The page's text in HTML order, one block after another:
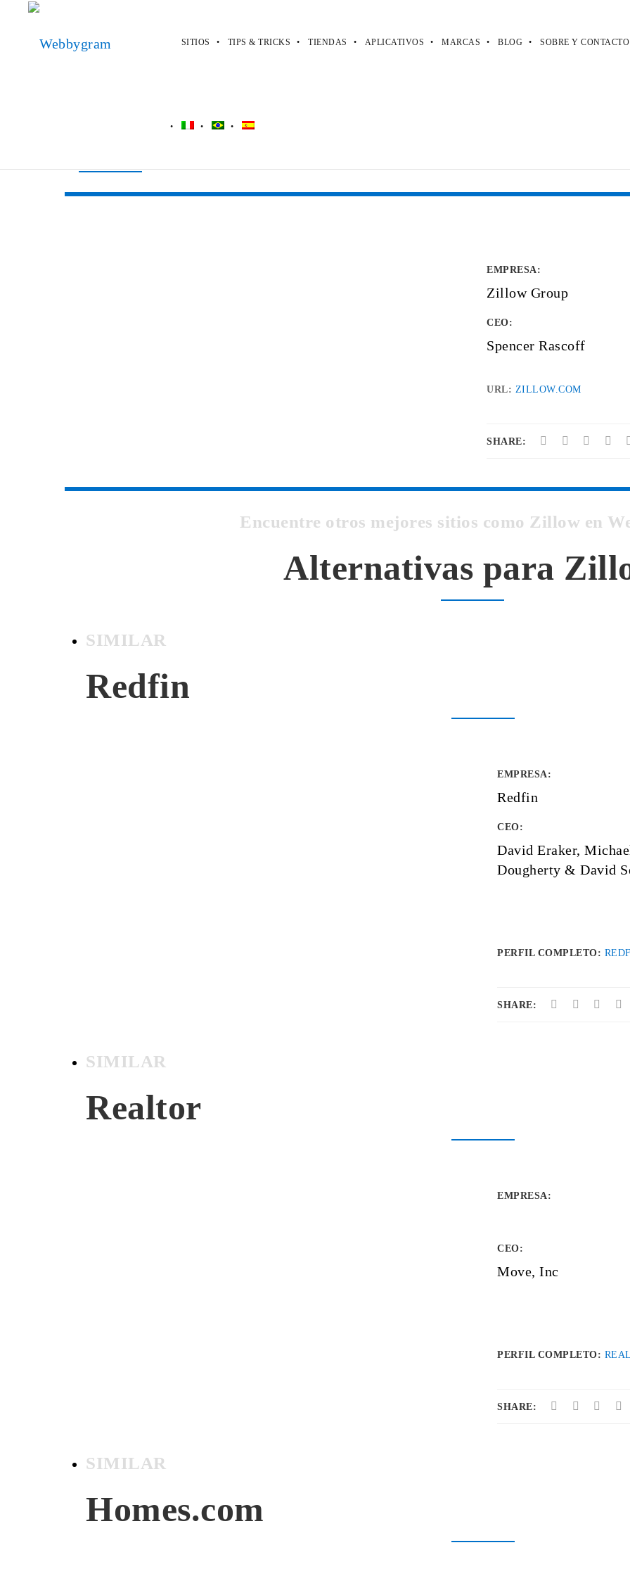
SITIOS TIPS & TRICKS TIENDAS APLICATIVOS MARCAS BLOG SOBRE Y CONTACTO
Zillow
EMPRESA:
Zillow Group
CEO:
Spencer Rascoff
URL: ZILLOW.COM
SHARE:
Encuentre otros mejores sitios como Zillow en
Alternativas para
SIMILAR
Redfin
EMPRESA:
Redfin
CEO:
David Eraker,
Dougherty & David
PERFIL COMPLETO:
SHARE:
SIMILAR
Realtor
EMPRESA:
CEO:
Move, Inc
PERFIL COMPLETO:
SHARE:
SIMILAR
Homes.com